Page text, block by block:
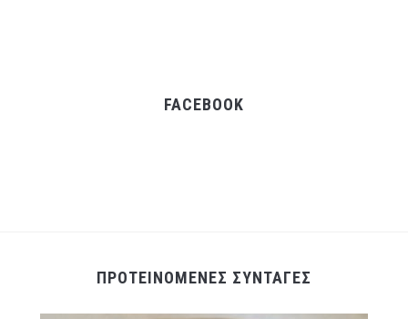
FACEBOOK
ΠΡΟΤΕΙΝΟΜΕΝΕΣ ΣΥΝΤΑΓΕΣ